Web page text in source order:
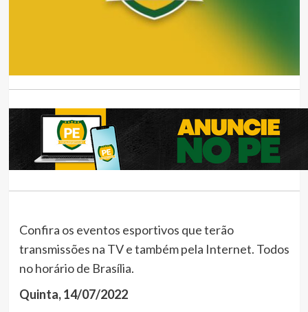
Confira os eventos esportivos que terão
transmissões na TV e também pela Internet. Todos
no horário de Brasília.
Quinta, 14/07/2022